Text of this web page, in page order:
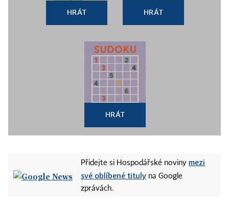
HRÁT HRÁT
HRÁT
Přidejte si Hospodářské noviny mezi
své oblíbené tituly na Google
zprávách.